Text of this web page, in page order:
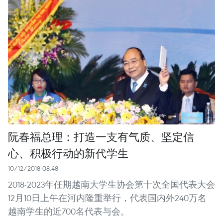
阮春福总理：打造一支有气质、坚定信
心、积极行动的新代学生
10/12/2018 08:48
2018-2023年任期越南大学生协会第十次全国代表大会
12月10日上午在河内隆重举行，代表国内外240万名
越南学生的近700名代表与会。